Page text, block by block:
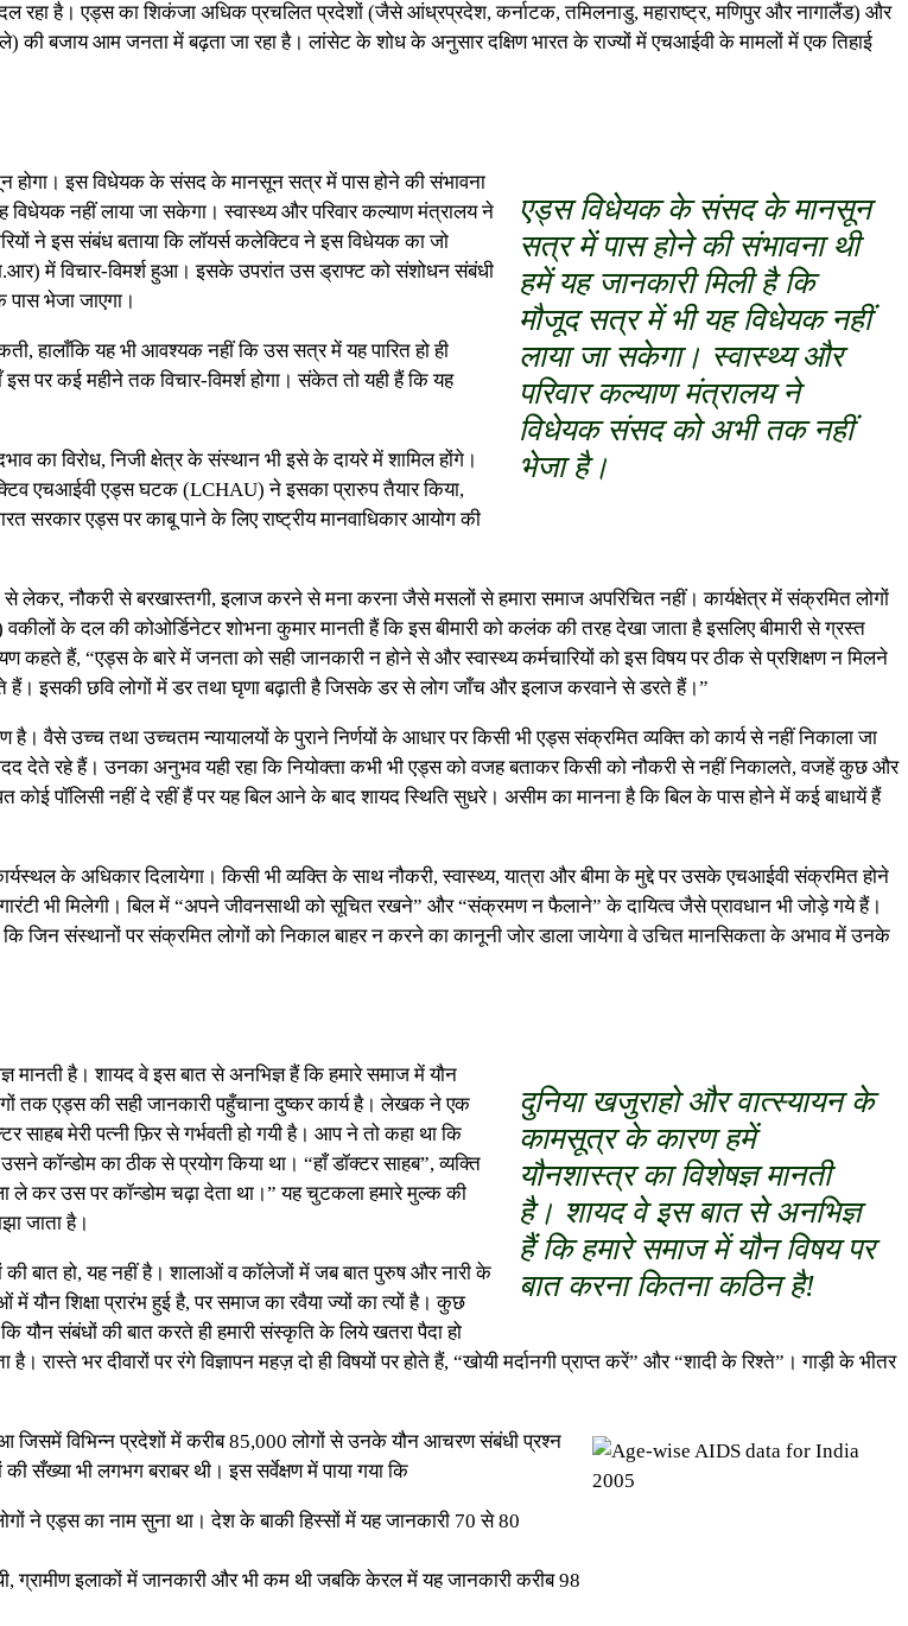
रहा है। एड्स का शिकंजा अधिक प्रचलित प्रदेशों (जैसे आंध्रप्रदेश, कर्नाटक, तमिलनाडु, महाराष्ट्र, मणिपुर और नागालैंड) और
बजाय आम जनता में बढ़ता जा रहा है। लांसेट के शोध के अनुसार दक्षिण भारत के राज्यों में एचआईवी के मामलों में एक तिहाई
एड्स विधेयक के संसद के मानसून
सत्र में पास होने की संभावना थी
हमें यह जानकारी मिली है कि
मौजूद सत्र में भी यह विधेयक नहीं
लाया जा सकेगा। स्वास्थ्य और
परिवार कल्याण मंत्रालय ने
विधेयक संसद को अभी तक नहीं
भेजा है।
होगा। इस विधेयक के संसद के मानसून सत्र में पास होने की संभावना
नहीं लाया जा सकेगा। स्वास्थ्य और परिवार कल्याण मंत्रालय ने
ने इस संबंध बताया कि लॉयर्स कलेक्टिव ने इस विधेयक का जो
में विचार-विमर्श हुआ। इसके उपरांत उस ड्राफ्ट को संशोधन संबंधी
पास भेजा जाएगा।
हालाँकि यह भी आवश्यक नहीं कि उस सत्र में यह पारित हो ही
पर कई महीने तक विचार-विमर्श होगा। संकेत तो यही हैं कि यह
का विरोध, निजी क्षेत्र के संस्थान भी इसे के दायरे में शामिल होंगे।
एचआईवी एड्स घटक (LCHAU) ने इसका प्रारुप तैयार किया,
एड्स पर काबू पाने के लिए राष्ट्रीय मानवाधिकार आयोग की
नौकरी से बरखास्तगी, इलाज करने से मना करना जैसे मसलों से हमारा समाज अपरिचित नहीं। कार्यक्षेत्र में संक्रमित लोगों
वकीलों के दल की कोओर्डिनेटर शोभना कुमार मानती हैं कि इस बीमारी को कलंक की तरह देखा जाता है इसलिए बीमारी से ग्रस्त
कहते हैं, “एड्स के बारे में जनता को सही जानकारी न होने से और स्वास्थ्य कर्मचारियों को इस विषय पर ठीक से प्रशिक्षण न मिलने
हैं। इसकी छवि लोगों में डर तथा घृणा बढ़ाती है जिसके डर से लोग जाँच और इलाज करवाने से डरते हैं।”
वैसे उच्च तथा उच्चतम न्यायालयों के पुराने निर्णयों के आधार पर किसी भी एड्स संक्रमित व्यक्ति को कार्य से नहीं निकाला जा
देते रहे हैं। उनका अनुभव यही रहा कि नियोक्ता कभी भी एड्स को वजह बताकर किसी को नौकरी से नहीं निकालते, वजहें कुछ और
कोई पॉलिसी नहीं दे रहीं हैं पर यह बिल आने के बाद शायद स्थिति सुधरे। असीम का मानना है कि बिल के पास होने में कई बाधायें हैं
के अधिकार दिलायेगा। किसी भी व्यक्ति के साथ नौकरी, स्वास्थ्य, यात्रा और बीमा के मुद्दे पर उसके एचआईवी संक्रमित होने
भी मिलेगी। बिल में “अपने जीवनसाथी को सूचित रखने” और “संक्रमण न फैलाने” के दायित्व जैसे प्रावधान भी जोड़े गये हैं।
जिन संस्थानों पर संक्रमित लोगों को निकाल बाहर न करने का कानूनी जोर डाला जायेगा वे उचित मानसिकता के अभाव में उनके
दुनिया खजुराहो और वात्स्यायन के
कामसूत्र के कारण हमें
यौनशास्त्र का विशेषज्ञ मानती
है। शायद वे इस बात से अनभिज्ञ
हैं कि हमारे समाज में यौन विषय पर
बात करना कितना कठिन है!
मानती है। शायद वे इस बात से अनभिज्ञ हैं कि हमारे समाज में यौन
तक एड्स की सही जानकारी पहुँचाना दुष्कर कार्य है। लेखक ने एक
मेरी पत्नी फ़िर से गर्भवती हो गयी है। आप ने तो कहा था कि
कॉन्डोम का ठीक से प्रयोग किया था। “हाँ डॉक्टर साहब”, व्यक्ति
ले कर उस पर कॉन्डोम चढ़ा देता था।” यह चुटकला हमारे मुल्क की
जाता है।
बात हो, यह नहीं है। शालाओं व कॉलेजों में जब बात पुरुष और नारी के
यौन शिक्षा प्रारंभ हुई है, पर समाज का रवैया ज्यों का त्यों है। कुछ
यौन संबंधों की बात करते ही हमारी संस्कृति के लिये खतरा पैदा हो
भर दीवारों पर रंगे विज्ञापन महज़ दो ही विषयों पर होते हैं, “खोयी मर्दानगी प्राप्त करें” और “शादी के रिश्ते”। गाड़ी के भीतर
जिसमें विभिन्न प्रदेशों में करीब 85,000 लोगों से उनके यौन आचरण संबंधी प्रश्न
भी लगभग बराबर थी। इस सर्वेक्षण में पाया गया कि
ने एड्स का नाम सुना था। देश के बाकी हिस्सों में यह जानकारी 70 से 80
ग्रामीण इलाकों में जानकारी और भी कम थी जबकि केरल में यह जानकारी करीब 98